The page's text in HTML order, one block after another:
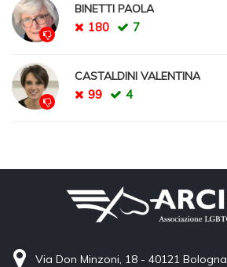
BINETTI PAOLA
180 7
CASTALDINI VALENTINA
99 4
Via Don Minzoni, 18 - 40121 Bologna